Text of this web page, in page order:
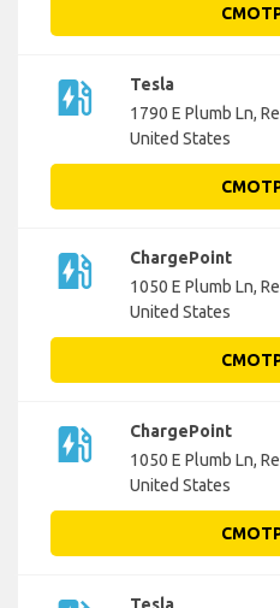
ev_station
Tesla
1790 E Plumb Ln,
United States
ev_station
ChargePoint
1050 E Plumb Ln,
United States
ev_station
ChargePoint
1050 E Plumb Ln,
United States